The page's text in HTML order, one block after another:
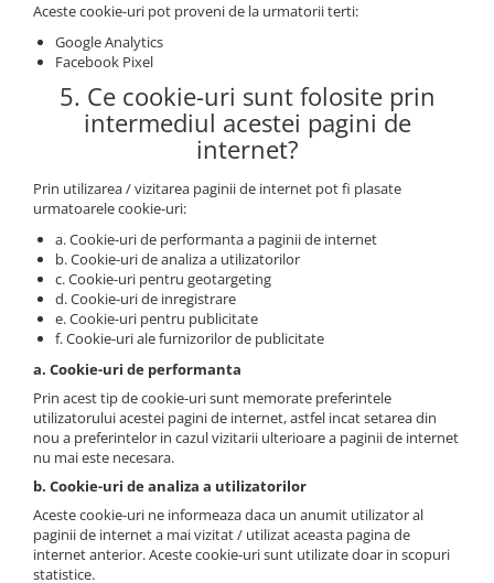
Aceste cookie-uri pot proveni de la urmatorii terti:
Google Analytics
Facebook Pixel
5. Ce cookie-uri sunt folosite prin
intermediul acestei pagini de
internet?
Prin utilizarea / vizitarea paginii de internet pot fi plasate
urmatoarele cookie-uri:
a. Cookie-uri de performanta a paginii de internet
b. Cookie-uri de analiza a utilizatorilor
c. Cookie-uri pentru geotargeting
d. Cookie-uri de inregistrare
e. Cookie-uri pentru publicitate
f. Cookie-uri ale furnizorilor de publicitate
a. Cookie-uri de performanta
Prin acest tip de cookie-uri sunt memorate preferintele
utilizatorului acestei pagini de internet, astfel incat setarea din
nou a preferintelor in cazul vizitarii ulterioare a paginii de internet
nu mai este necesara.
b. Cookie-uri de analiza a utilizatorilor
Aceste cookie-uri ne informeaza daca un anumit utilizator al
paginii de internet a mai vizitat / utilizat aceasta pagina de
internet anterior. Aceste cookie-uri sunt utilizate doar in scopuri
statistice.